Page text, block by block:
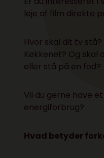
leje af film direkte
Hvor skal dit tv
Køkkenet? Og
eller stå på en fod?
Vil du gerne have
energiforbrug?
Hvad betyder